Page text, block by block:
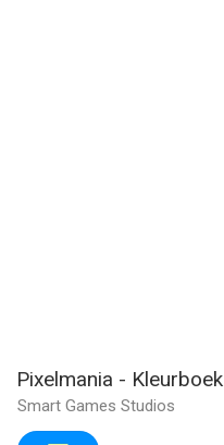
Pixelmania - Kleurboek
Smart Games Studios